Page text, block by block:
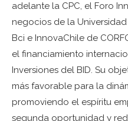
adelante la CPC, el Foro
negocios de la
Bci e InnovaChile de
el financiamiento
Inversiones del BID. Su
más favorable para la
promoviendo el espíritu
segunda oportunidad y